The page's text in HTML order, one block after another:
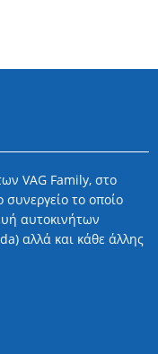
VAG Family, στο
συνεργείο το οποίο
αυτοκινήτων
αλλά και κάθε άλλης